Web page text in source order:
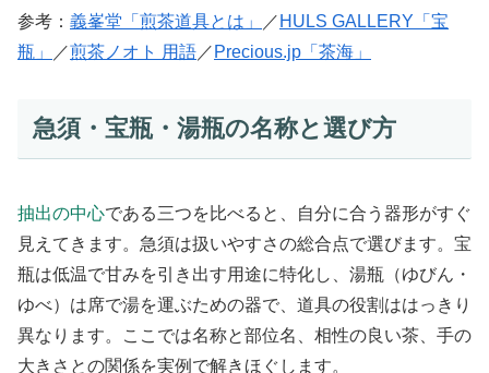
参考： 義峯堂「煎茶道具とは」 ／ HULS GALLERY「宝
瓶」
／煎茶ノオト 用語 ／ Precious.jp「茶海」
急須・宝瓶・湯瓶の名称と選び方
抽出の中心である三つを比べると、自分に合う器形がすぐ
見えてきます。急須は扱いやすさの総合点で選びます。宝
瓶は低温で甘みを引き出す用途に特化し、湯瓶（ゆびん・
ゆべ）は席で湯を運ぶための器で、道具の役割ははっきり
異なります。ここでは名称と部位名、相性の良い茶、手の
大きさとの関係を実例で解きほぐします。